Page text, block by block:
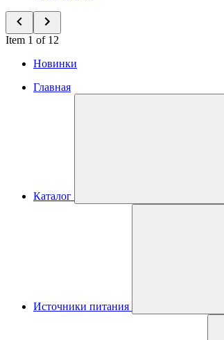
Item 1 of 12
Новинки
Главная
Каталог
Источники питания